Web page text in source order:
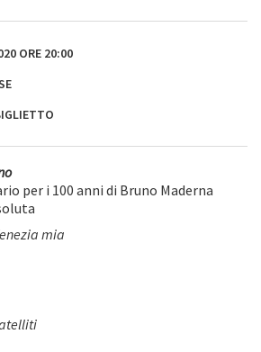
ORE 20:00
per i 100 anni di Bruno Maderna
mia